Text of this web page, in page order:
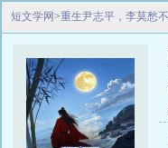
短文学网>重生尹志平，李莫愁